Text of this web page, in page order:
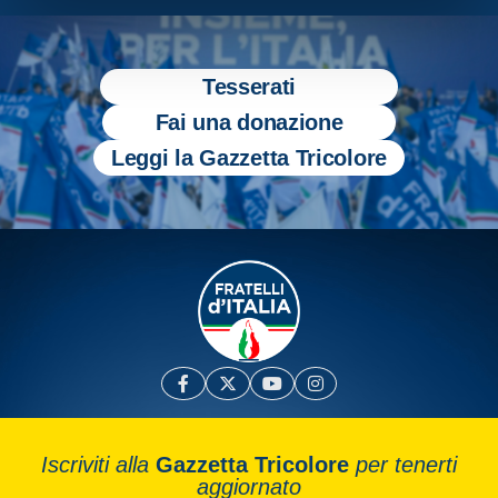
Tesserati
Fai una donazione
Leggi la Gazzetta Tricolore
Iscriviti alla Gazzetta Tricolore per tenerti
aggiornato